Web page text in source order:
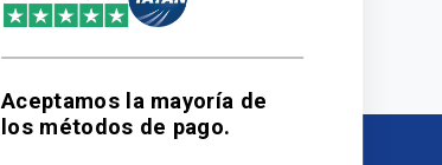
Aceptamos la mayoría de
los métodos de pago.